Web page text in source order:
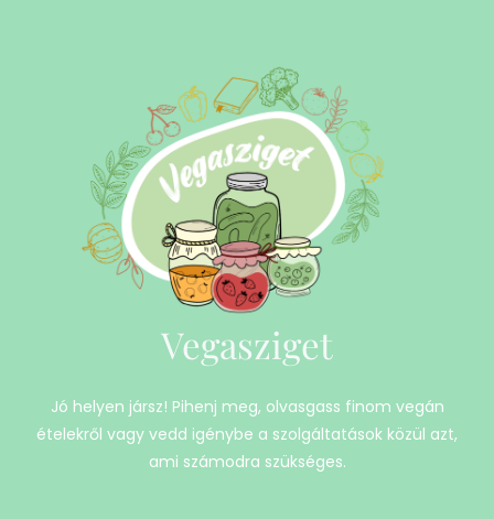
Vegasziget
Jó helyen jársz! Pihenj meg, olvasgass finom vegán
ételekről vagy vedd igénybe a szolgáltatások közül azt,
ami számodra szükséges.